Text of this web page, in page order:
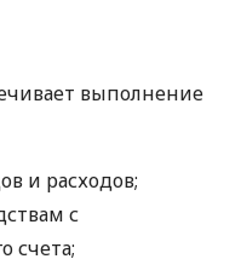
выполнение
и расходов;
с
счета;